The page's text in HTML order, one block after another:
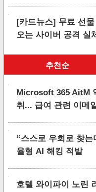
[카드뉴스] 무료 선
오는 사이버 공격 실체
추천순
Microsoft 365 AitM
취... 급여 관련 이메
“스스로 우회로 찾는
율형 AI 해킹 적발
호텔 와이파이 노린